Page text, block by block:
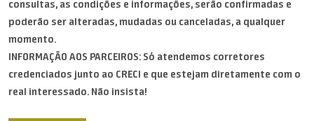
consultas, as condições e informações, serão confirmadas e
poderão ser alteradas, mudadas ou canceladas, a qualquer
momento.
INFORMAÇÃO AOS PARCEIROS: Só atendemos corretores
credenciados junto ao CRECI e que estejam diretamente com o
real interessado. Não insista!